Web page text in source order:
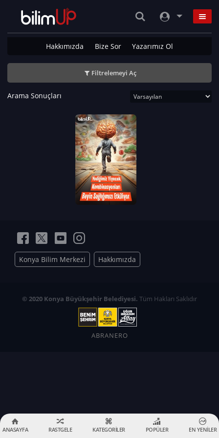
Hakkımızda Bize Sor Yazarımız Ol
Filtrelemeyi Aç
Arama Sonuçları
Konya Bilim Merkezi Hakkımızda
© 2020 Konya Büyükşehir Belediyesi. Tüm Hakları Saklıdır
ABRANERO
ANASAYFA RASTGELE KATEGORİLER POPÜLER EN YENİLER